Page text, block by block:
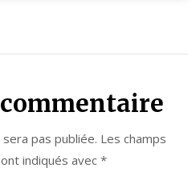
pas publiée. Les champs
indiqués avec *